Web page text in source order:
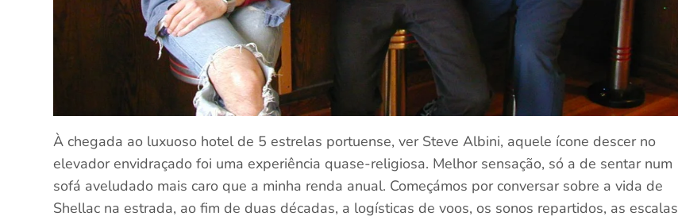
À chegada ao luxuoso hotel de 5 estrelas portuense, ver Steve Albini, aquele ícone descer no
elevador envidraçado foi uma experiência quase-religiosa. Melhor sensação, só a de sentar num
sofá aveludado mais caro que a minha renda anual. Começámos por conversar sobre a vida de
Shellac na estrada, ao fim de duas décadas, a logísticas de voos, os sonos repartidos, as escalas